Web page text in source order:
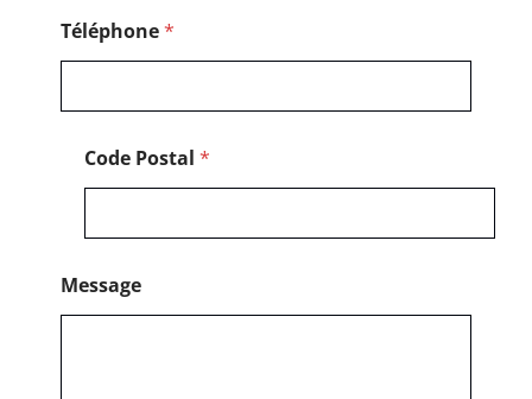
m
Téléphone*
Code Postal *
Message